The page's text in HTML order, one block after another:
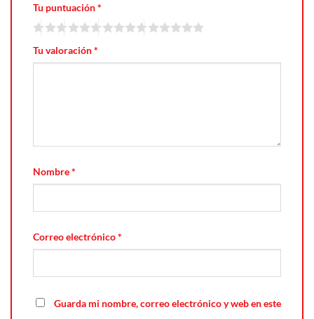
Tu puntuación*
Tu valoración*
Nombre*
Correo electrónico*
Guarda mi nombre, correo electrónico y web en este